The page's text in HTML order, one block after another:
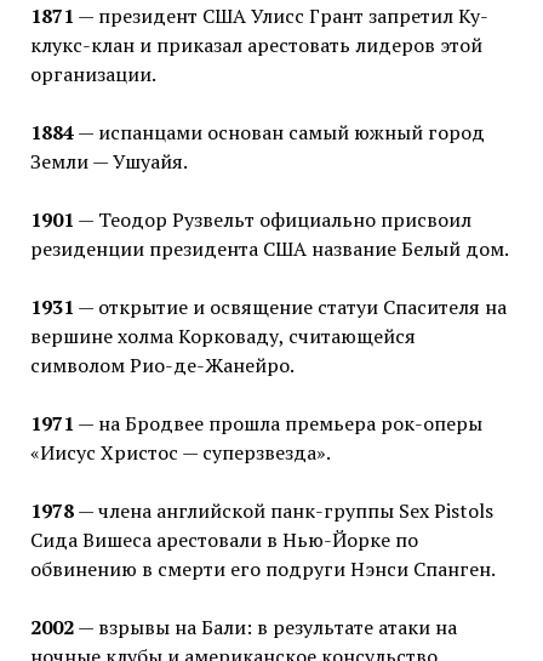
1871 — президент США Улисс Грант запретил Ку-
клукс-клан и приказал арестовать лидеров этой
организации.
1884— испанцами основан самый южный город
Земли — Ушуайя.
1901 — Теодор Рузвельт официально присвоил
резиденции президента США название Белый дом.
1931 — открытие и освящение статуи Спасителя на
вершине холма Корковаду, считающейся
символом Рио-де-Жанейро.
1971 — на Бродвее прошла премьера рок-оперы
«Иисус Христос — суперзвезда».
1978— члена английской панк-группы Sex Pistols
Сида Вишеса арестовали в Нью-Йорке по
обвинению в смерти его подруги Нэнси Спанген.
2002— взрывы на Бали: в результате атаки на